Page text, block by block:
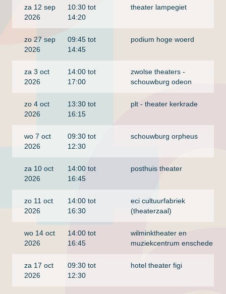
za 12 sep
2026
10:30 tot
14:20
theater lampegiet
zo 27 sep
2026
09:45 tot
14:45
podium hoge woerd
za 3 oct
2026
14:00 tot
17:00
zwolse theaters -
schouwburg odeon
zo 4 oct
2026
13:30 tot
16:15
plt - theater kerkrade
wo 7 oct
2026
09:30 tot
12:30
schouwburg orpheus
za 10 oct
2026
14:00 tot
16:45
posthuis theater
zo 11 oct
2026
14:00 tot
16:30
eci cultuurfabriek
(theaterzaal)
wo 14 oct
2026
14:00 tot
16:45
wilminktheater en
muziekcentrum enschede
za 17 oct
2026
09:30 tot
12:30
hotel theater figi